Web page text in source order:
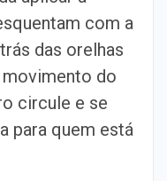
com a
das orelhas
movimento do
circule e se
para quem está